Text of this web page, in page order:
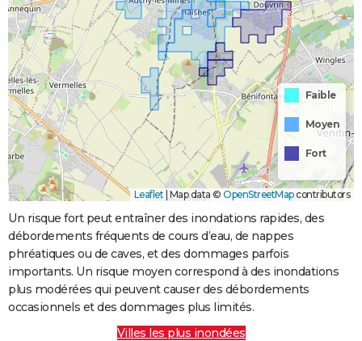
Faible
Moyen
Fort
Leaflet | Map data © OpenStreetMapcontributors
Un risque fort peut entraîner des inondations rapides, des
débordements fréquents de cours d’eau, de nappes
phréatiques ou de caves, et des dommages parfois
importants. Un risque moyen correspond à des inondations
plus modérées qui peuvent causer des débordements
occasionnels et des dommages plus limités.
Villes les plus inondées